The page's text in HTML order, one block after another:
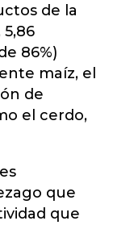
de la
86%)
maíz, el
de
el cerdo,
que
que